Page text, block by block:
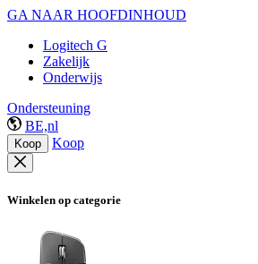
GA NAAR HOOFDINHOUD
Logitech G
Zakelijk
Onderwijs
Ondersteuning
BE,nl
Koop Koop
Winkelen op categorie